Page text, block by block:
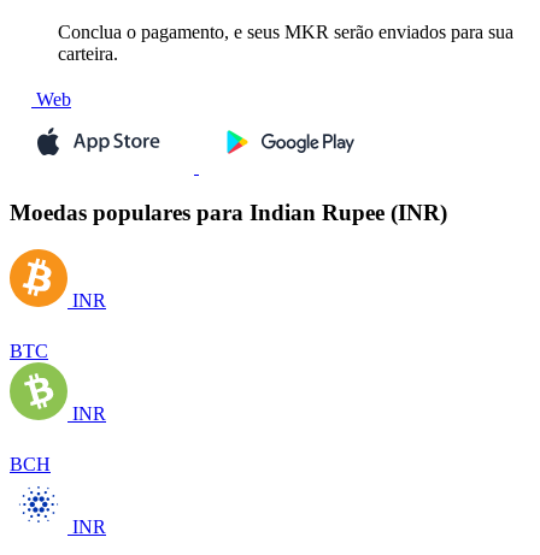
Conclua o pagamento, e seus MKR serão enviados para sua
carteira.
Web
Moedas populares para Indian Rupee (INR)
INR
BTC
INR
BCH
INR